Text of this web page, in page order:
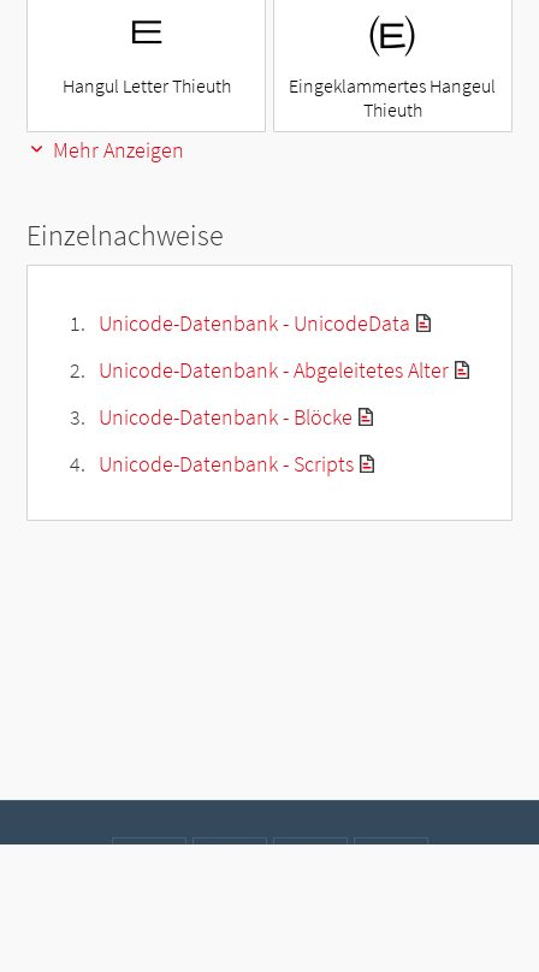
ㅌ
Hangul Letter Thieuth
㈋
Eingeklammertes Hangeul
Thieuth
Mehr Anzeigen
Einzelnachweise
Unicode-Datenbank - UnicodeData
Unicode-Datenbank - Abgeleitetes Alter
Unicode-Datenbank - Blöcke
Unicode-Datenbank - Scripts